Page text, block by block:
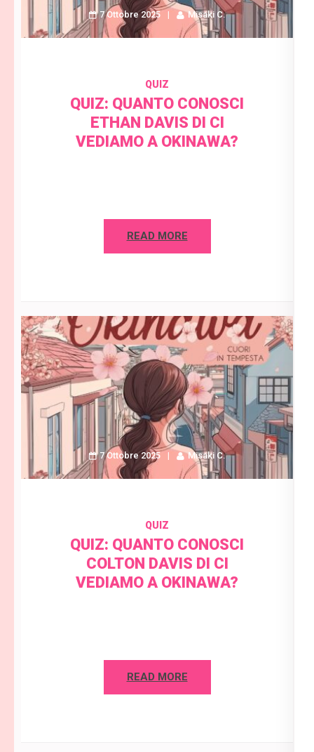
7 Ottobre 2025 Misaki C.
QUIZ
QUIZ: QUANTO CONOSCI
ETHAN DAVIS DI CI
VEDIAMO A OKINAWA?
READ MORE
7 Ottobre 2025 Misaki C.
QUIZ
QUIZ: QUANTO CONOSCI
COLTON DAVIS DI CI
VEDIAMO A OKINAWA?
READ MORE